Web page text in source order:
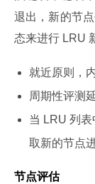
退出，新的节
态来进行 LRU
就近原则，
周期性评测
当 LRU 列
取新的节点
节点评估